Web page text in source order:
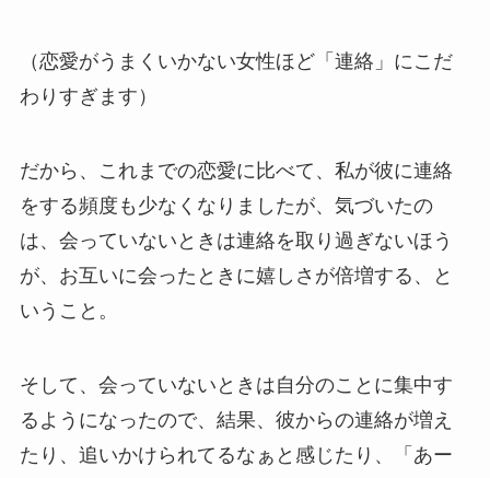
（恋愛がうまくいかない女性ほど「連絡」にこだ
わりすぎます）
だから、これまでの恋愛に比べて、私が彼に連絡
をする頻度も少なくなりましたが、気づいたの
は、会っていないときは連絡を取り過ぎないほう
が、お互いに会ったときに嬉しさが倍増する、と
いうこと。
そして、会っていないときは自分のことに集中す
るようになったので、結果、彼からの連絡が増え
たり、追いかけられてるなぁと感じたり、「あー